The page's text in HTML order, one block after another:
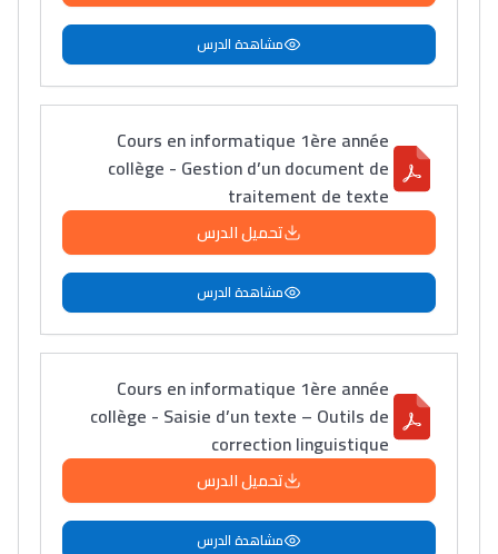
مشاهدة الدرس
Cours en informatique 1ère année
collège - Gestion d’un document de
traitement de texte
تحميل الدرس
مشاهدة الدرس
Cours en informatique 1ère année
collège - Saisie d’un texte – Outils de
correction linguistique
تحميل الدرس
مشاهدة الدرس